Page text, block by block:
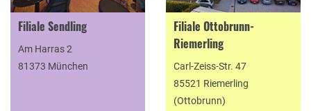
Filiale Sendling
Am Harras 2
81373 München
Filiale Ottobrunn-
Riemerling
Carl-Zeiss-Str. 47
85521 Riemerling
(Ottobrunn)